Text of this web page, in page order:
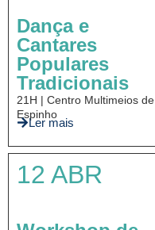
Dança e
Cantares
Populares
Tradicionais
21H | Centro Multimeios de
Espinho
Ler mais
12 ABR